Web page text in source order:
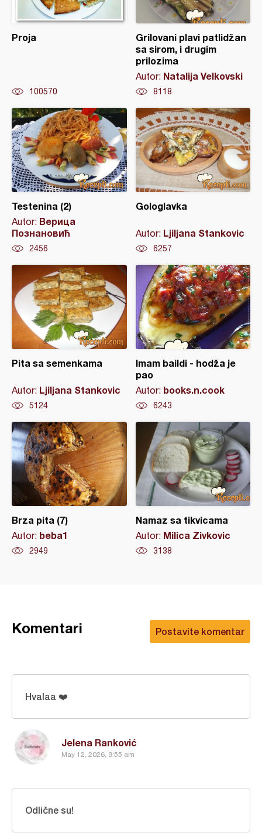
Proja
100570
Grilovani plavi patlidžan
sa sirom, i drugim
prilozima
Autor: Natalija Velkovski
8118
Testenina (2)
Autor: Верица
Познановић
2456
Gologlavka
Autor: Ljiljana Stankovic
6257
Pita sa semenkama
Autor: Ljiljana Stankovic
5124
Imam baildi - hodža je
pao
Autor: books.n.cook
6243
Brza pita (7)
Autor: beba1
2949
Namaz sa tikvicama
Autor: Milica Zivkovic
3138
Postavite komentar
Komentari
Jelena Ranković
May 12, 2026, 9:55 am
Hvalaa ❤️
Odlične su!